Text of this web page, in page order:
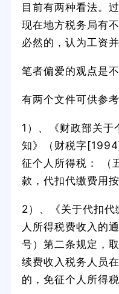
目前有两种看法。
现在地方税务局有
必然的，认为工资
笔者偏爱的观点是
有两个文件可供参考
1）、《财政部关于
知》（财税字
征个人所得税： （
款，代扣代缴费用
2）、《关于代扣
人所得税费收入的
号）第二条规定，
续费收入税务人员
的，免征个人所得税